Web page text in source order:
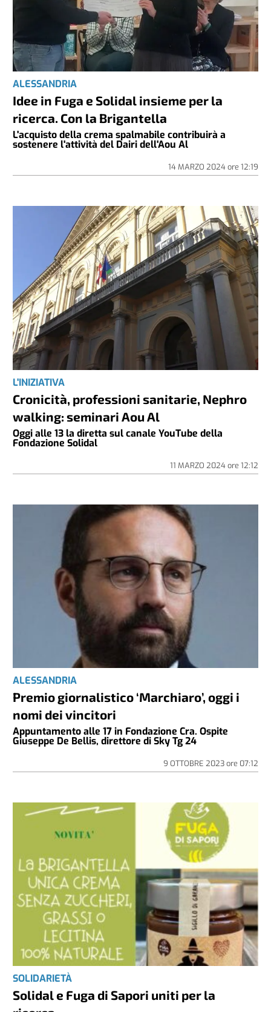
ALESSANDRIA
Idee in Fuga e Solidal insieme per la
ricerca. Con la Brigantella
L'acquisto della crema spalmabile contribuirà a
sostenere l'attività del Dairi dell'Aou Al
14 MARZO 2024ore 12:19
L'INIZIATIVA
Cronicità, professioni sanitarie, Nephro
walking: seminari Aou Al
Oggi alle 13 la diretta sul canale YouTube della
Fondazione Solidal
11 MARZO 2024ore 12:12
ALESSANDRIA
Premio giornalistico ‘Marchiaro’, oggi i
nomi dei vincitori
Appuntamento alle 17 in Fondazione Cra. Ospite
Giuseppe De Bellis, direttore di Sky Tg 24
9 OTTOBRE 2023ore 07:12
SOLIDARIETÀ
Solidal e Fuga di Sapori uniti per la